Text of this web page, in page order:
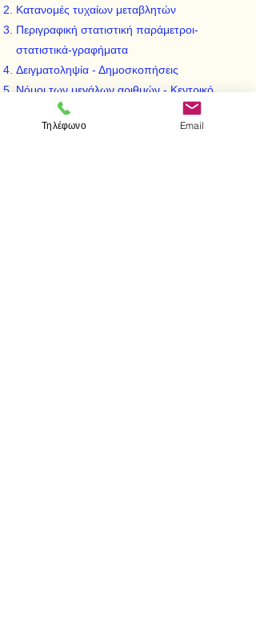
Κατανομές τυχαίων μεταβλητών
Περιγραφική στατιστική παράμετροι-
στατιστικά-γραφήματα
Δειγματοληψία - Δημοσκοπήσεις
Νόμοι των μεγάλων αριθμών - Κεντρικό
οριακό θεώρημα
Εκτιμήσεις
Τηλέφωνο Email